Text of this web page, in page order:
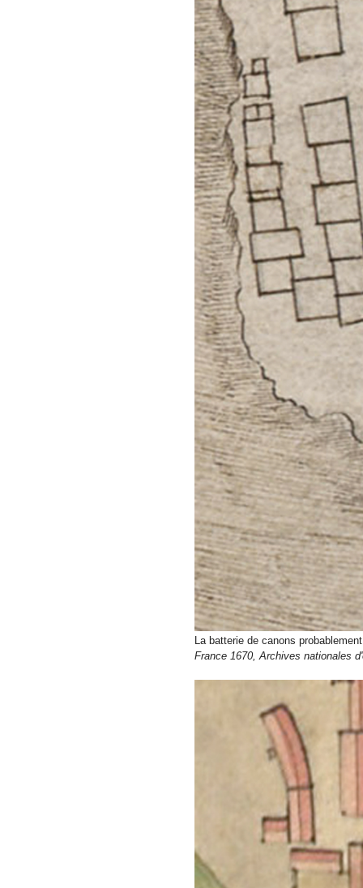
La batterie de canons
France 1670, Archives nationales